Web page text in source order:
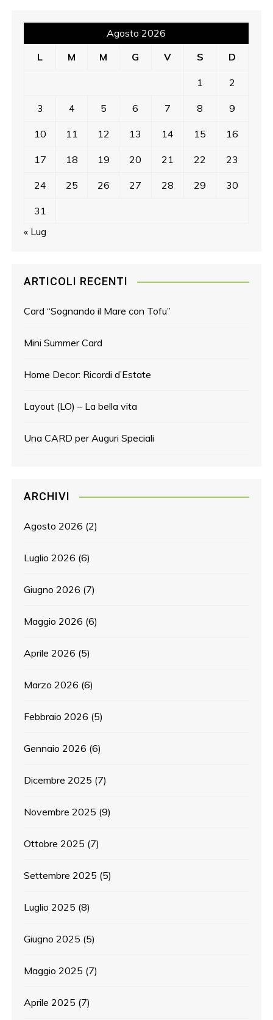
Agosto 2026
L
M M G V S D
1 2
3 4 5 6 7 8 9
10 11 12 13 14 15 16
17 18 19 20 21 22 23
24 25 26 27 28 29 30
31
« Lug
ARTICOLI RECENTI
Card “Sognando il Mare con Tofu”
Mini Summer Card
Home Decor: Ricordi d’Estate
Layout (LO) – La bella vita
Una CARD per Auguri Speciali
ARCHIVI
Agosto 2026 (2)
Luglio 2026 (6)
Giugno 2026 (7)
Maggio 2026 (6)
Aprile 2026 (5)
Marzo 2026 (6)
Febbraio 2026 (5)
Gennaio 2026 (6)
Dicembre 2025 (7)
Novembre 2025 (9)
Ottobre 2025 (7)
Settembre 2025 (5)
Luglio 2025 (8)
Giugno 2025 (5)
Maggio 2025 (7)
Aprile 2025 (7)